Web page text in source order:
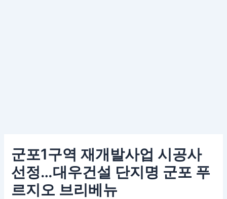
군포1구역 재개발사업 시공사
선정…대우건설 단지명 군포 푸
르지오 브리베뉴